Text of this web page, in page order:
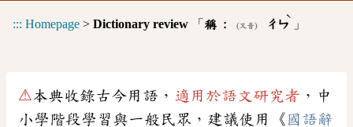
::: Homepage > Dictionary review 「 稱 : (又音) ㄔㄣ
ˋ
」
⚠本典收錄古今用語， 適用於語文研究者 ，中
小學階段學習與一般民眾，建議使用《 國語辭